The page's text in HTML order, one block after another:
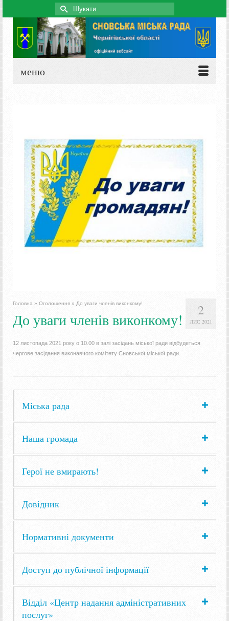
Search
for:
меню
2
ЛИС 2021
Головна » Оголошення » До уваги членів виконкому!
До уваги членів виконкому!
12 листопада 2021 року о 10.00 в залі засідань міської ради відбудеться
чергове засідання виконавчого комітету Сновської міської ради.
Міська рада
Наша громада
Герої не вмирають!
Довідник
Нормативні документи
Доступ до публічної інформації
Відділ «Центр надання адміністративних
послуг»